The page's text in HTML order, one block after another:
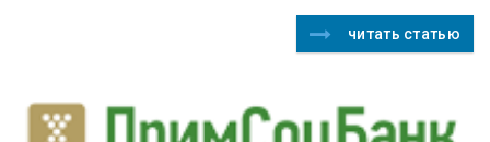
читать статью